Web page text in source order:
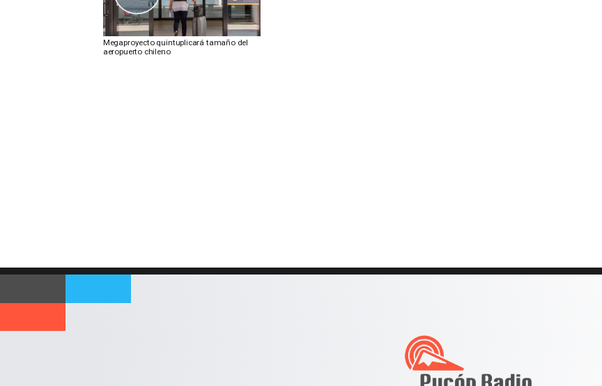
Megaproyecto quintuplicará tamaño del
aeropuerto chileno